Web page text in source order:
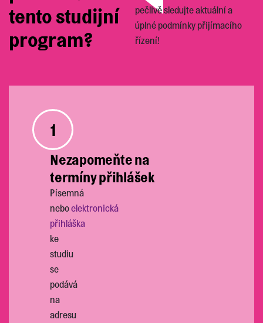
tento studijní
program?
pečlivě sledujte aktuální a
úplné podmínky přijímacího
řízení!
1
Nezapomeňte na
termíny přihlášek
Písemná
neboelektronická
přihláška
ke
studiu
se
podává
na
adresu